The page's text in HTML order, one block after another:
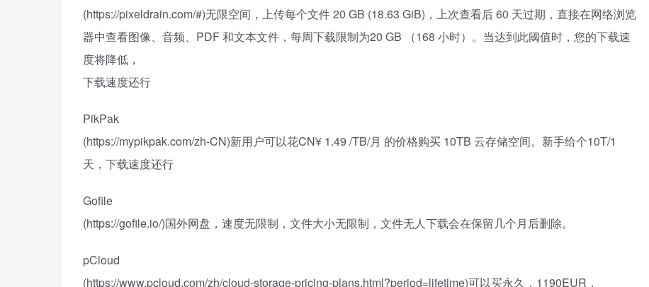
(https://pixeldrain.com/#)无限空间，上传每个文件 20 GB (18.63 GiB)，上次查看后 60 天过期，直接在网络浏览
器中查看图像、音频、PDF 和文本文件，每周下载限制为20 GB （168 小时）。当达到此阈值时，您的下载速
度将降低，
下载速度还行
PikPak
(https://mypikpak.com/zh-CN)新用户可以花CN¥ 1.49 /TB/月 的价格购买 10TB 云存储空间。新手给个10T/1
天，下载速度还行
Gofile
(https://gofile.io/)国外网盘，速度无限制，文件大小无限制，文件无人下载会在保留几个月后删除。
pCloud
(https://www.pcloud.com/zh/cloud-storage-pricing-plans.html?period=lifetime)可以买永久，1190EUR，